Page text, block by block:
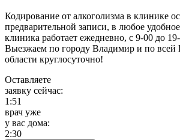
Кодирование от алкоголизма в клинике
предварительной записи, в любое
клиника работает ежедневно, с 9-00 до
Выезжаем по городу Владимир и по всей
области круглосуточно!
Оставляете
заявку сейчас:
1:51
врач уже
у вас дома:
2:30